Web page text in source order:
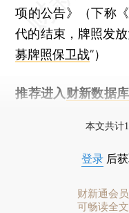
项的公告》（下称
代的结束，牌照发
募牌照保卫战”）
推荐进入 财新数据库
本文共计
登录 后
财新通会员
可畅读全文